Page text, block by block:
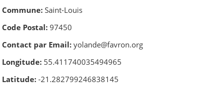
Commune: Saint-Louis
Code Postal: 97450
Contact par Email: yolande@favron.org
Longitude: 55.411740035494965
Latitude: -21.282799246838145